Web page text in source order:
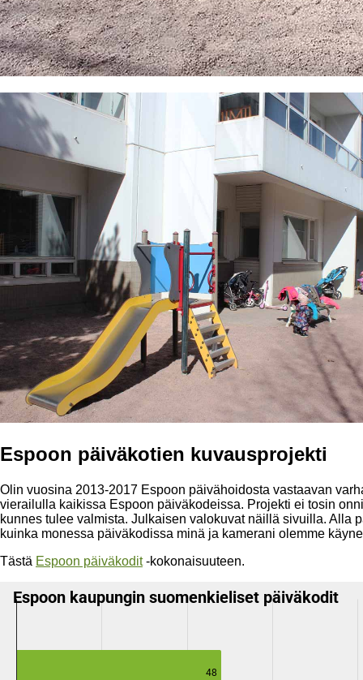
Espoon päiväkotien kuvausprojekti
Olin vuosina 2013-2017 Espoon päivähoidosta vastaavan
vierailulla kaikissa Espoon päiväkodeissa. Projekti ei tosin
kunnes tulee valmista. Julkaisen valokuvat näillä sivuilla. Alla
kuinka monessa päiväkodissa minä ja kamerani olemme
Tästä Espoon päiväkodit-kokonaisuuteen.